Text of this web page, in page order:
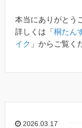
本当にありがとう
詳しくは「 桐たん
イク 」からご覧く
2026.03.17